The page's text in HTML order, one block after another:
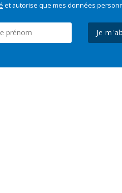
et autorise que mes données
Je